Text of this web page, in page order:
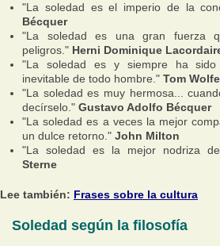
"La soledad es el imperio de la
Bécquer
"La soledad es una gran fuerza
peligros." Herni Dominique
"La soledad es y siempre ha
inevitable de todo hombre." Tom Wolfe
"La soledad es muy hermosa...
decírselo." Gustavo Adolfo Bécquer
"La soledad es a veces la mejor
un dulce retorno." John Milton
"La soledad es la mejor nodriza
Sterne
Lee también: Frases sobre la cultura
Soledad según la filosofía